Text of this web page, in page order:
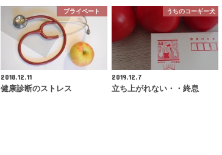
プライベート
2018.12.11
健康診断のストレス
うちのコーギー犬
2019.12.7
立ち上がれない・・終息